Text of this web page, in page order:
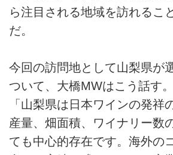
ら注目される地域を訪れるこ
だ。
今回の訪問地として山梨県が
ついて、大橋MWはこう話す。
「山梨県は日本ワインの発祥
産量、畑面積、ワイナリー数
ても中心的存在です。海外の